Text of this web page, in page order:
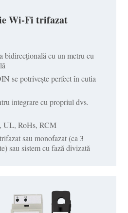
Wi-Fi trifazat
bidirecțională cu un metru cu
se potrivește perfect în cutia
integrare cu propriul dvs.
UL, RoHs, RCM
sau monofazat (ca 3
sau sistem cu fază divizată